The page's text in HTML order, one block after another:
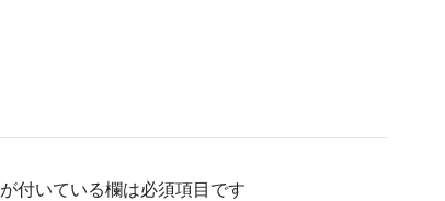
が付いている欄は必須項目です